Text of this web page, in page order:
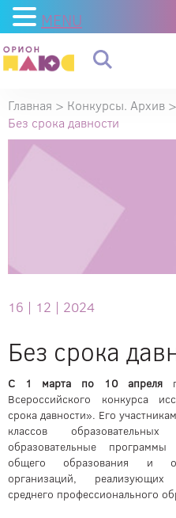
Главная > Конкурсы. Архив >
Без срока давности
16 | 12 | 2024
Без срока
С 1 марта по 10 апреля
Всероссийского конкурса
срока давности». Его
классов
образовательные
общего образования и
организаций,
среднего профессионального
MENU